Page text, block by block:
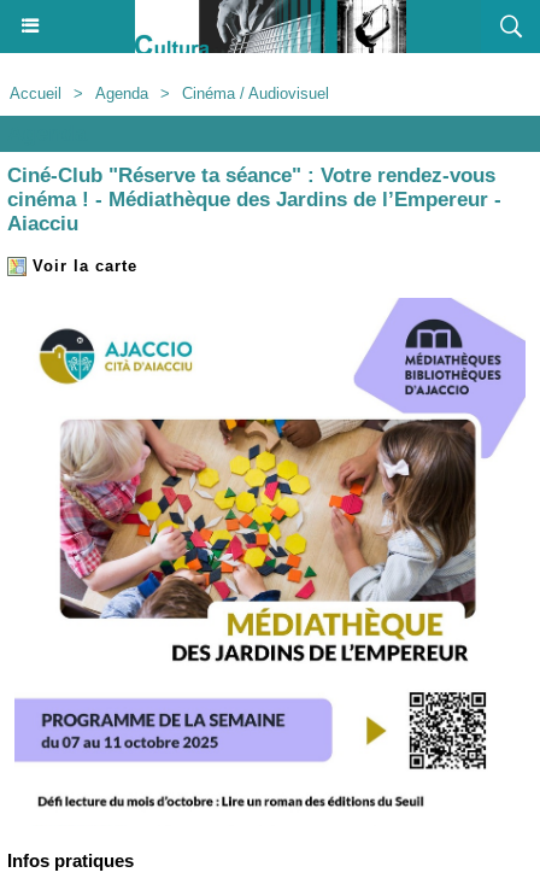
Accueil > Agenda > Cinéma / Audiovisuel
Ciné-Club "Réserve ta séance" : Votre rendez-vous
cinéma ! - Médiathèque des Jardins de l’Empereur -
Aiacciu
Voir la carte
Infos pratiques